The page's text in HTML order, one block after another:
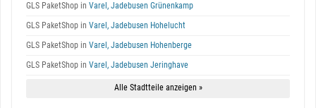
GLS PaketShop in Varel, Jadebusen Grünenkamp
GLS PaketShop in Varel, Jadebusen Hohelucht
GLS PaketShop in Varel, Jadebusen Hohenberge
GLS PaketShop in Varel, Jadebusen Jeringhave
Alle Stadtteile anzeigen »